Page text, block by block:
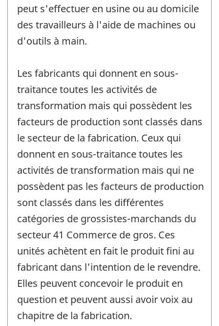
peut s'effectuer en usine ou au domicile
des travailleurs à l'aide de machines ou
d'outils à main.
Les fabricants qui donnent en sous-
traitance toutes les activités de
transformation mais qui possèdent les
facteurs de production sont classés dans
le secteur de la fabrication. Ceux qui
donnent en sous-traitance toutes les
activités de transformation mais qui ne
possèdent pas les facteurs de production
sont classés dans les différentes
catégories de grossistes-marchands du
secteur 41 Commerce de gros. Ces
unités achètent en fait le produit fini au
fabricant dans l'intention de le revendre.
Elles peuvent concevoir le produit en
question et peuvent aussi avoir voix au
chapitre de la fabrication.